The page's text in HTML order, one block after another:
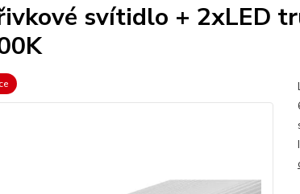
svítidlo + 2xLED